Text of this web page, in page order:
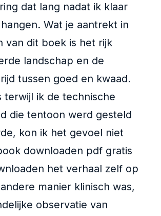
dat lang nadat ik klaar
Wat je aantrekt in
van dit boek is het rijk
landschap en de
tussen goed en kwaad.
terwijl ik de technische
die tentoon werd gesteld
kon ik het gevoel niet
downloaden pdf gratis
het verhaal zelf op
manier klinisch was,
observatie van